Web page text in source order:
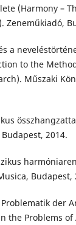
(Harmony –
Zeneműkiadó,
a
to the
Műszaki
2014.
Budapest,
der
the Problems of